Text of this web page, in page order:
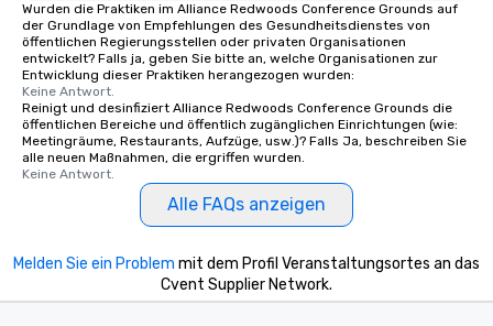
Wurden die Praktiken im Alliance Redwoods Conference Grounds auf
der Grundlage von Empfehlungen des Gesundheitsdienstes von
öffentlichen Regierungsstellen oder privaten Organisationen
entwickelt? Falls ja, geben Sie bitte an, welche Organisationen zur
Entwicklung dieser Praktiken herangezogen wurden:
Keine Antwort.
Reinigt und desinfiziert Alliance Redwoods Conference Grounds die
öffentlichen Bereiche und öffentlich zugänglichen Einrichtungen (wie:
Meetingräume, Restaurants, Aufzüge, usw.)? Falls Ja, beschreiben Sie
alle neuen Maßnahmen, die ergriffen wurden.
Keine Antwort.
Alle FAQs anzeigen
Melden Sie ein Problem mit dem Profil Veranstaltungsortes an das
Cvent Supplier Network.